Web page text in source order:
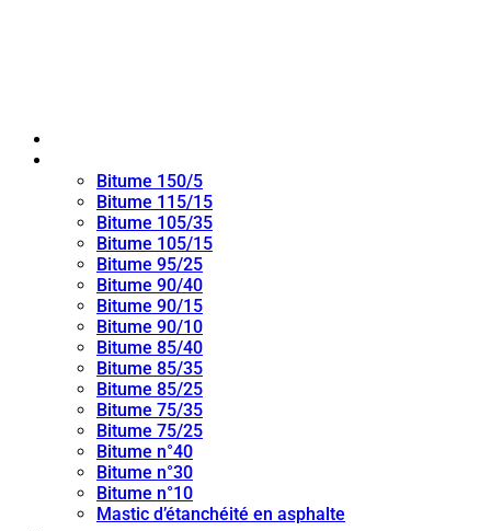
Bitume 150/5
Bitume 115/15
Bitume 105/35
Bitume 105/15
Bitume 95/25
Bitume 90/40
Bitume 90/15
Bitume 90/10
Bitume 85/40
Bitume 85/35
Bitume 85/25
Bitume 75/35
Bitume 75/25
Bitume n°40
Bitume n°30
Bitume n°10
Mastic d’étanchéité en asphalte